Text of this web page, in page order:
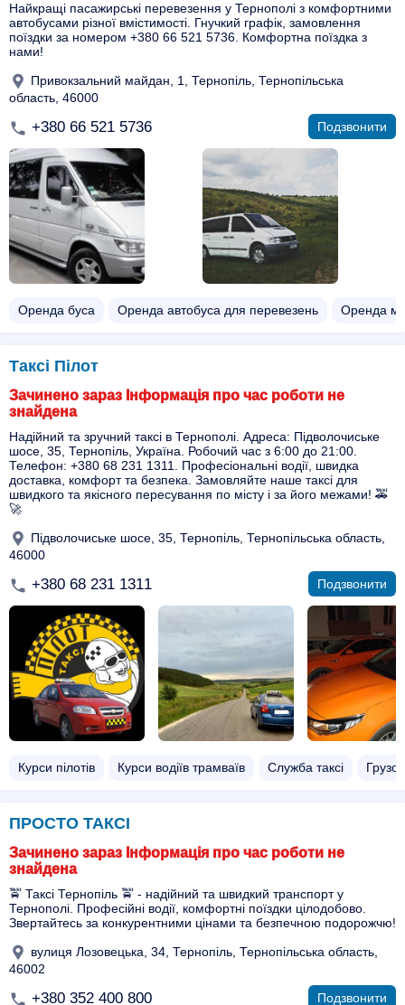
Найкращі пасажирські перевезення у Тернополі з комфортними
автобусами різної вмістимості. Гнучкий графік, замовлення
поїздки за номером +380 66 521 5736. Комфортна поїздка з
нами!
Привокзальний майдан, 1, Тернопіль, Тернопільська
область, 46000
+380 66 521 5736 Подзвонити
Оренда буса Оренда автобуса для перевезень Оренда
Таксі Пілот
Зачинено зараз Інформація про час роботи не
знайдена
Надійний та зручний таксі в Тернополі. Адреса: Підволочиське
шосе, 35, Тернопіль, Україна. Робочий час з 6:00 до 21:00.
Телефон: +380 68 231 1311. Професіональні водії, швидка
доставка, комфорт та безпека. Замовляйте наше таксі для
швидкого та якісного пересування по місту і за його межами! 🚕
🚀
Підволочиське шосе, 35, Тернопіль, Тернопільська область,
46000
+380 68 231 1311 Подзвонити
Курси пілотів Курси водіїв трамваїв Служба таксі
ПРОСТО ТАКСІ
Зачинено зараз Інформація про час роботи не
знайдена
🚖 Таксі Тернопіль 🚖 - надійний та швидкий транспорт у
Тернополі. Професійні водії, комфортні поїздки цілодобово.
Звертайтесь за конкурентними цінами та безпечною подорожчю!
вулиця Лозовецька, 34, Тернопіль, Тернопільська область,
46002
+380 352 400 800 Подзвонити